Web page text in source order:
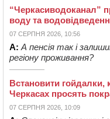
“Черкасиводоканал”
воду та
07 СЕРПНЯ 2026, 10:56
А: А пенсія так і
регіону проживання?
Встановити гойдалки,
Черкасах просять
07 СЕРПНЯ 2026, 10:09